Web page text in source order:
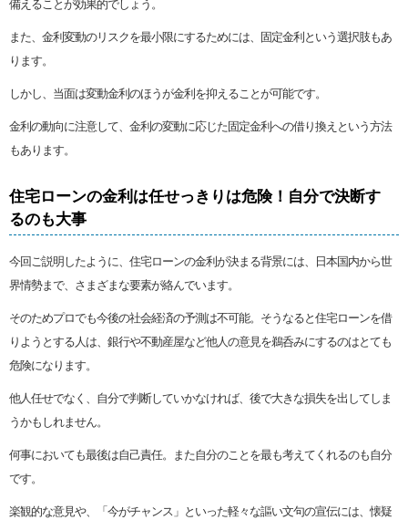
備えることが効果的でしょう。
また、金利変動のリスクを最小限にするためには、固定金利という選択肢もあ
ります。
しかし、当面は変動金利のほうが金利を抑えることが可能です。
金利の動向に注意して、金利の変動に応じた固定金利への借り換えという方法
もあります。
住宅ローンの金利は任せっきりは危険！自分で決断す
るのも大事
今回ご説明したように、住宅ローンの金利が決まる背景には、日本国内から世
界情勢まで、さまざまな要素が絡んでいます。
そのためプロでも今後の社会経済の予測は不可能。そうなると住宅ローンを借
りようとする人は、銀行や不動産屋など他人の意見を鵜呑みにするのはとても
危険になります。
他人任せでなく、自分で判断していかなければ、後で大きな損失を出してしま
うかもしれません。
何事においても最後は自己責任。また自分のことを最も考えてくれるのも自分
です。
楽観的な意見や、「今がチャンス」といった軽々な謳い文句の宣伝には、懐疑